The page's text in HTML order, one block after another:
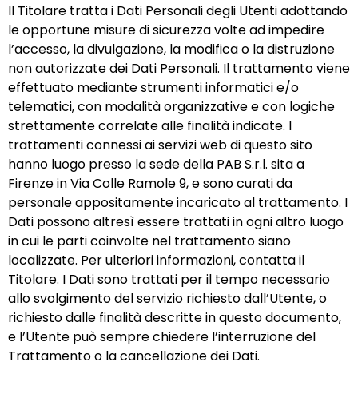
Il Titolare tratta i Dati Personali degli Utenti adottando
le opportune misure di sicurezza volte ad impedire
l’accesso, la divulgazione, la modifica o la distruzione
non autorizzate dei Dati Personali. Il trattamento viene
effettuato mediante strumenti informatici e/o
telematici, con modalità organizzative e con logiche
strettamente correlate alle finalità indicate. I
trattamenti connessi ai servizi web di questo sito
hanno luogo presso la sede della PAB S.r.l. sita a
Firenze in Via Colle Ramole 9, e sono curati da
personale appositamente incaricato al trattamento. I
Dati possono altresì essere trattati in ogni altro luogo
in cui le parti coinvolte nel trattamento siano
localizzate. Per ulteriori informazioni, contatta il
Titolare. I Dati sono trattati per il tempo necessario
allo svolgimento del servizio richiesto dall’Utente, o
richiesto dalle finalità descritte in questo documento,
e l’Utente può sempre chiedere l’interruzione del
Trattamento o la cancellazione dei Dati.